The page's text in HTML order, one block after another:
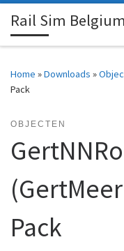
Skip to content
Rail Sim Belgium
Home »Downloads »
Pack
OBJECTEN
Pack